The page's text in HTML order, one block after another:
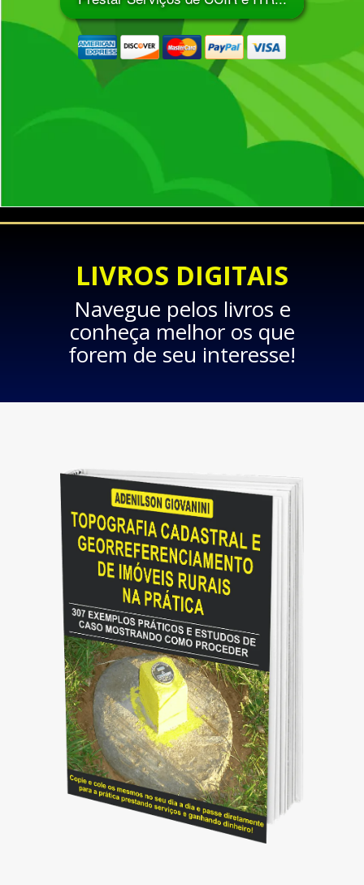
LIVROS DIGITAIS
Navegue pelos livros e
conheça melhor os que
forem de seu interesse!